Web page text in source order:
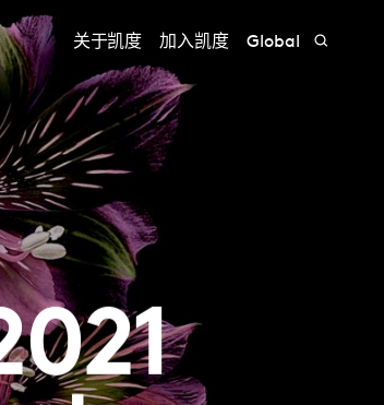
关于凯度 加入凯度 Global